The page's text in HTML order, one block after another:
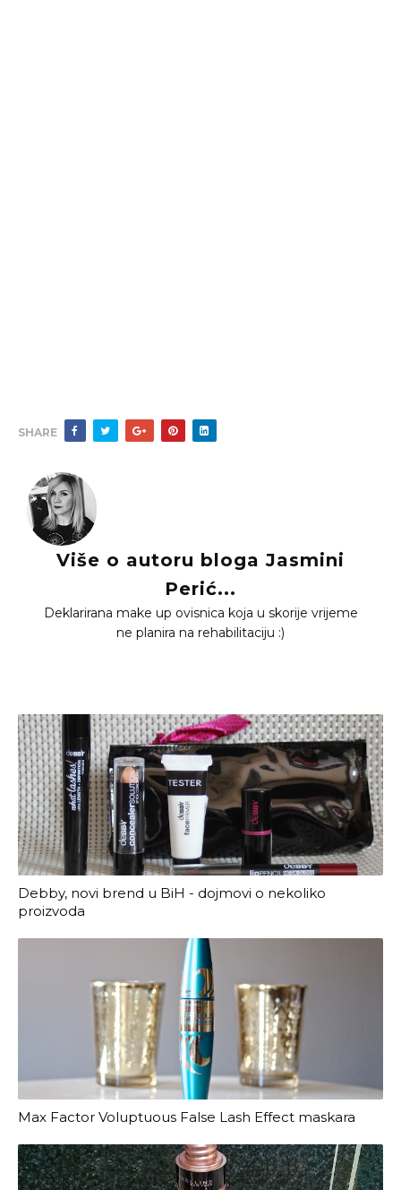
SHARE
Više o autoru bloga Jasmini
Perić...
Deklarirana make up ovisnica koja u skorije vrijeme
ne planira na rehabilitaciju :)
Debby, novi brend u BiH - dojmovi o nekoliko
proizvoda
Max Factor Voluptuous False Lash Effect maskara